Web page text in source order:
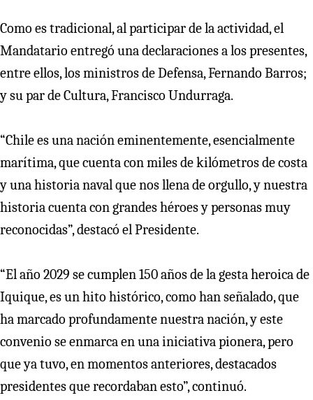
Como es tradicional, al participar de la actividad, el
Mandatario entregó una declaraciones a los presentes,
entre ellos, los ministros de Defensa, Fernando Barros;
y su par de Cultura, Francisco Undurraga.
“Chile es una nación eminentemente, esencialmente
marítima, que cuenta con miles de kilómetros de costa
y una historia naval que nos llena de orgullo, y nuestra
historia cuenta con grandes héroes y personas muy
reconocidas”, destacó el Presidente.
“El año 2029 se cumplen 150 años de la gesta heroica de
Iquique, es un hito histórico, como han señalado, que
ha marcado profundamente nuestra nación, y este
convenio se enmarca en una iniciativa pionera, pero
que ya tuvo, en momentos anteriores, destacados
presidentes que recordaban esto”, continuó.